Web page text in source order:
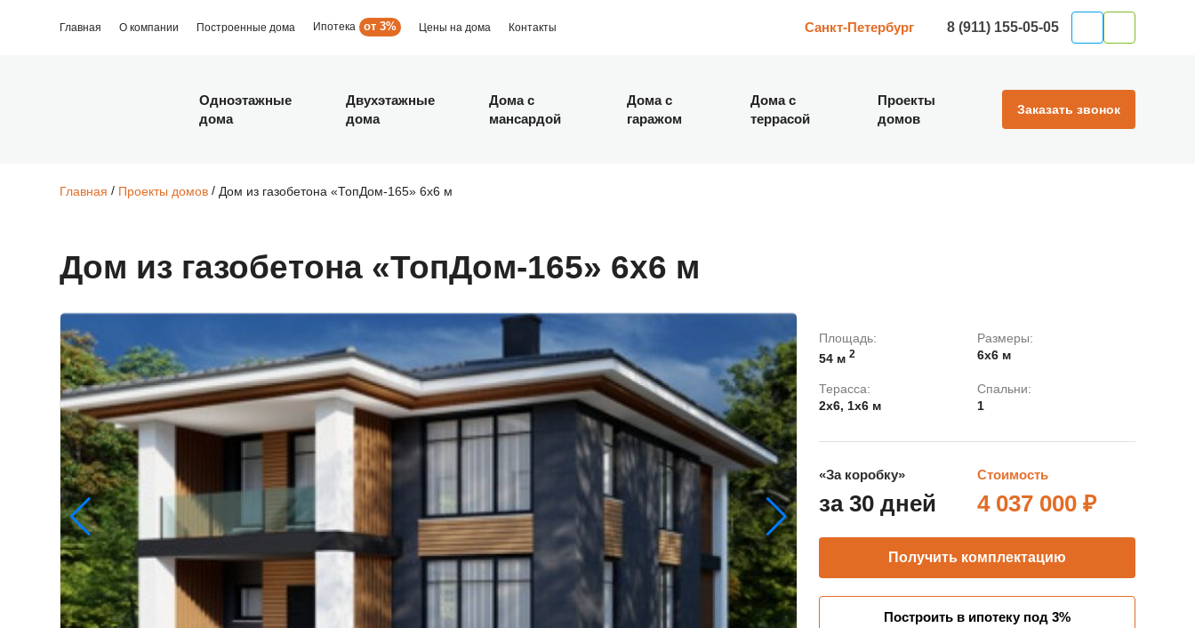
Главная О компании Построенные дома Ипотека Цены на дома Контакты Санкт-Петербург 8 (911) 155-05-05
Одноэтажные
дома
Двухэтажные
дома
Дома с
мансардой
Дома с
гаражом
Дома с
террасой
Проекты
домов
Заказать звонок
Главная / Проекты домов / Дом из газобетона «ТопДом-165» 6х6 м
Дом из газобетона «ТопДом-165» 6х6 м
Площадь:
54 м2
Размеры:
6х6 м
Терасса:
2х6, 1х6 м
Спальни:
1
«За коробку»
за 30 дней
Стоимость
4 037 000 ₽
Получить комплектацию
Построить в ипотеку под 3%